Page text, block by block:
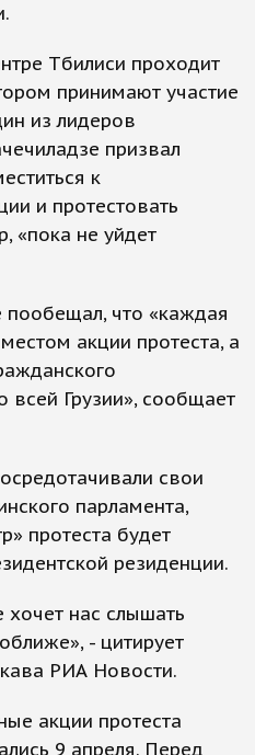
Тбилиси проходит
принимают участие
из лидеров
призвал
к
и протестовать
«пока не уйдет
пообещал, что «каждая
акции протеста, а
всей Грузии», сообщает
свои
парламента,
протеста будет
резиденции.
хочет нас слышать
- цитирует
РИА Новости.
акции протеста
9 апреля. Перед